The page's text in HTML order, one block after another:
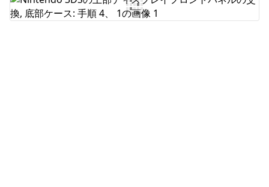
コメントを追加